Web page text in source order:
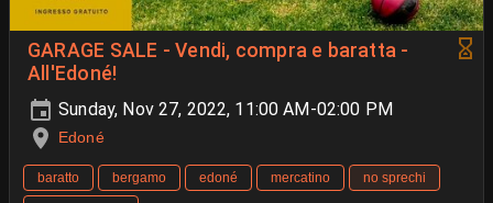
GARAGE SALE - Vendi, compra e baratta -
All'Edoné!
Sunday, Nov 27, 2022, 11:00 AM-02:00 PM
Edoné
baratto bergamo edoné mercatino
no sprechi